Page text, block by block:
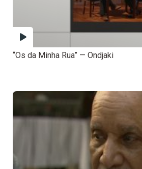
“Os da Minha Rua” — Ondjaki